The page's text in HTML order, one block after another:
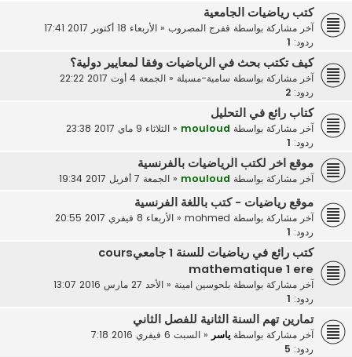
كتب رياضيات الجامعية
آخر مشاركة بواسطة ففرج المصروب« الأربعاء 18 أكتوبر 2017 17:41
ردود:
كيف تكتب بحث في الرياضيات وفقا لمعايير دولية؟
آخر مشاركة بواسطة سامية-مسيلة« الجمعة 4 أوت 2017 22:22
ردود: 2
كتاب رائع في التحليل
آخر مشاركة بواسطة mouloud
« الثلاثاء 9 ماي 2017 23:38
ردود:
موقع اخر لكتب الرياضيات بالفرنسية
آخر مشاركة بواسطة mouloud
« الجمعة 7 أفريل 2017 19:34
موقع رياضيات - كتب باللغة الفرنسية
آخر مشاركة بواسطة mohmed
« الأربعاء 8 فيفري 2017 20:55
ردود:
كتب رائع في رياضيات للسنة 1 جامعيcours
mathematique 1 ere
آخر مشاركة بواسطة بلحوسين امينة« الأحد 27 مارس 2016 13:07
ردود:
تمارين تهم السنة الثانية للفصل الثاني
آخر مشاركة بواسطة ياسر« السبت 6 فيفري 2016 7:18
ردود: 5